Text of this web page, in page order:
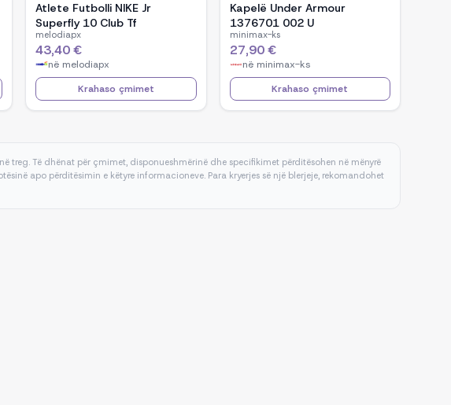
Atlete Futbolli NIKE Jr
Superfly 10 Club Tf
melodiapx
43,40 €
në melodiapx
Krahaso çmimet
Kapelë Under Armour
1376701 002 U
minimax-ks
27,90 €
në minimax-ks
Krahaso çmimet
Të dhënat për çmimet, disponueshmërinë dhe specifikimet përditësohen në mënyrë
apo përditësimin e këtyre informacioneve. Para kryerjes së një blerjeje, rekomandohet